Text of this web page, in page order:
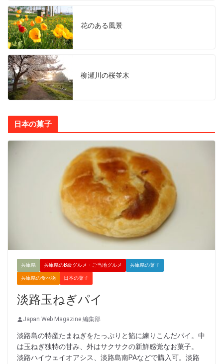
花のある風景
柳瀬川の桜並木
日本の菓子
兵庫県 兵庫県のB級グルメ・ご当地グルメ 兵庫県の菓子
兵庫県の食べ物 日本の菓子
淡路玉ねぎパイ
Japan Web Magazine 編集部
淡路島の特産たまねぎをたっぷりと餡に練りこんだパイ。中
は玉ねぎ独特の甘み、外はサクサクの新鮮感覚なお菓子。
淡路ハイウェイオアシス、淡路島南PAなどで購入可。淡路